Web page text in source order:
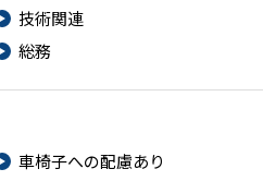
技術関連
総務
車椅子への配慮あり